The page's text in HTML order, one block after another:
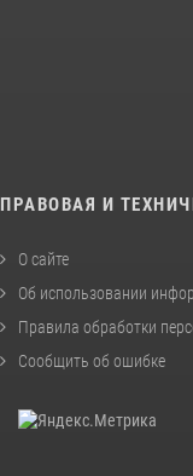
ПРАВОВАЯ И
О сайте
Об использовании
Правила обработки
Сообщить об ошибке